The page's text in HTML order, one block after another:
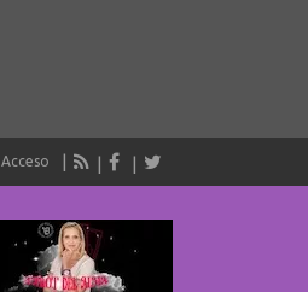
Acceso